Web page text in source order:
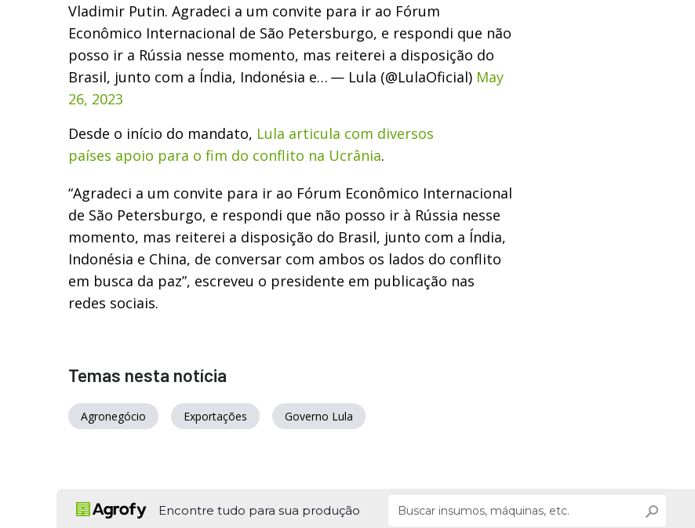
Vladimir Putin. Agradeci a um convite para ir ao Fórum
Econômico Internacional de São Petersburgo, e respondi que não
posso ir a Rússia nesse momento, mas reiterei a disposição do
Brasil, junto com a Índia, Indonésia e… — Lula (@LulaOficial) May
26, 2023
Desde o início do mandato, Lula articula com diversos
países apoio para o fim do conflito na Ucrânia.
“Agradeci a um convite para ir ao Fórum Econômico Internacional
de São Petersburgo, e respondi que não posso ir à Rússia nesse
momento, mas reiterei a disposição do Brasil, junto com a Índia,
Indonésia e China, de conversar com ambos os lados do conflito
em busca da paz”, escreveu o presidente em publicação nas
redes sociais.
Temas nesta notícia
Agronegócio Exportações Governo Lula
Encontre tudo para sua produção